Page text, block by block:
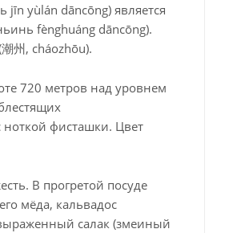
yùlán dāncōng) является
fènghuáng dāncōng).
州, cháozhōu).
720 метров над уровнем
фисташки. Цвет
В прогретой посуде
мёда, кальвадос
салак (змеиный